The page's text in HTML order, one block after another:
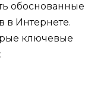
обоснованные
Интернете.
ключевые